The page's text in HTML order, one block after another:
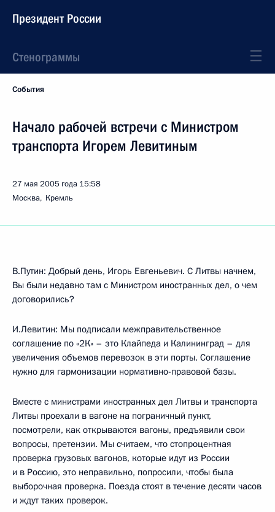
Президент России
Стенограммы
События
Начало рабочей встречи с Министром
транспорта Игорем Левитиным
27 мая 2005 года 15:58
Москва, Кремль
В.Путин: Добрый день, Игорь Евгеньевич. С Литвы начнем,
Вы были недавно там с Министром иностранных дел, о чем
договорились?
И.Левитин: Мы подписали межправительственное
соглашение по «2К» – это Клайпеда и Калининград – для
увеличения объемов перевозок в эти порты. Соглашение
нужно для гармонизации нормативно-правовой базы.
Вместе с министрами иностранных дел Литвы и транспорта
Литвы проехали в вагоне на пограничный пункт,
посмотрели, как открываются вагоны, предъявили свои
вопросы, претензии. Мы считаем, что стопроцентная
проверка грузовых вагонов, которые идут из России
и в Россию, это неправильно, попросили, чтобы была
выборочная проверка. Поезда стоят в течение десяти часов
и ждут таких проверок.